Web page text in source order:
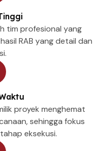
tim profesional yang
RAB yang detail dan
proyek menghemat
sehingga fokus
eksekusi.